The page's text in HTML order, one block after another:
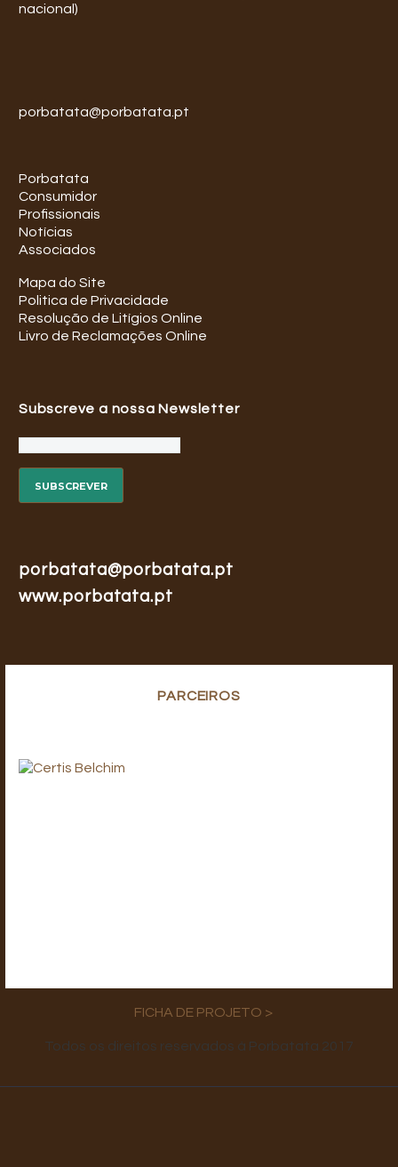
nacional)
porbatata@porbatata.pt
Porbatata
Consumidor
Profissionais
Notícias
Associados
Mapa do Site
Politica de Privacidade
Resolução de Litígios Online
Livro de Reclamações Online
Subscreve a nossa Newsletter
porbatata@porbatata.pt
www.porbatata.pt
PARCEIROS
FICHA DE PROJETO >
Todos os direitos reservados à Porbatata 2017